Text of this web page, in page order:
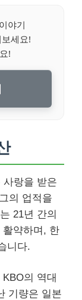
야기
세요!
!
사랑을 받은
의 업적을
21년 간의
활약하며, 한
니다.
의 역대
기량은 일본